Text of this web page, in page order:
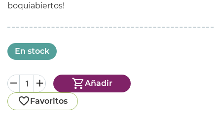
boquiabiertos!
En stock
Añadir
Favoritos